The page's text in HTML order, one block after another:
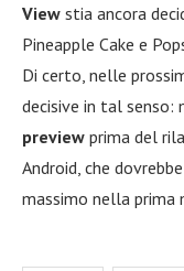
View stia ancora
Pineapple Cake e
Di certo, nelle
decisive in tal senso:
preview prima del
Android, che
massimo nella prima